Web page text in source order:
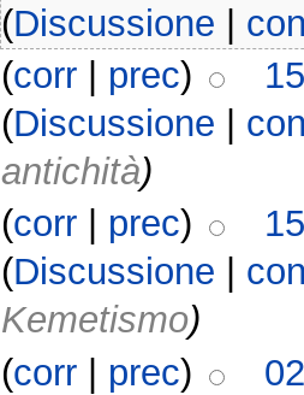
(Discussione
(corr prec)
(Discussione
antichità)
(corr prec)
(Discussione
Kemetismo)
(corr | prec)